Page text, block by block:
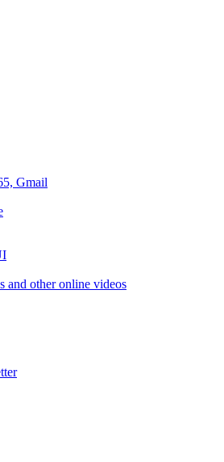
Gmail
and other online videos